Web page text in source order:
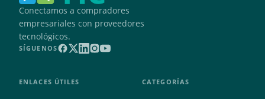
Conectamos a compradores
empresariales con proveedores
tecnológicos.
SÍGUENOS
ENLACES ÚTILES CATEGORÍAS